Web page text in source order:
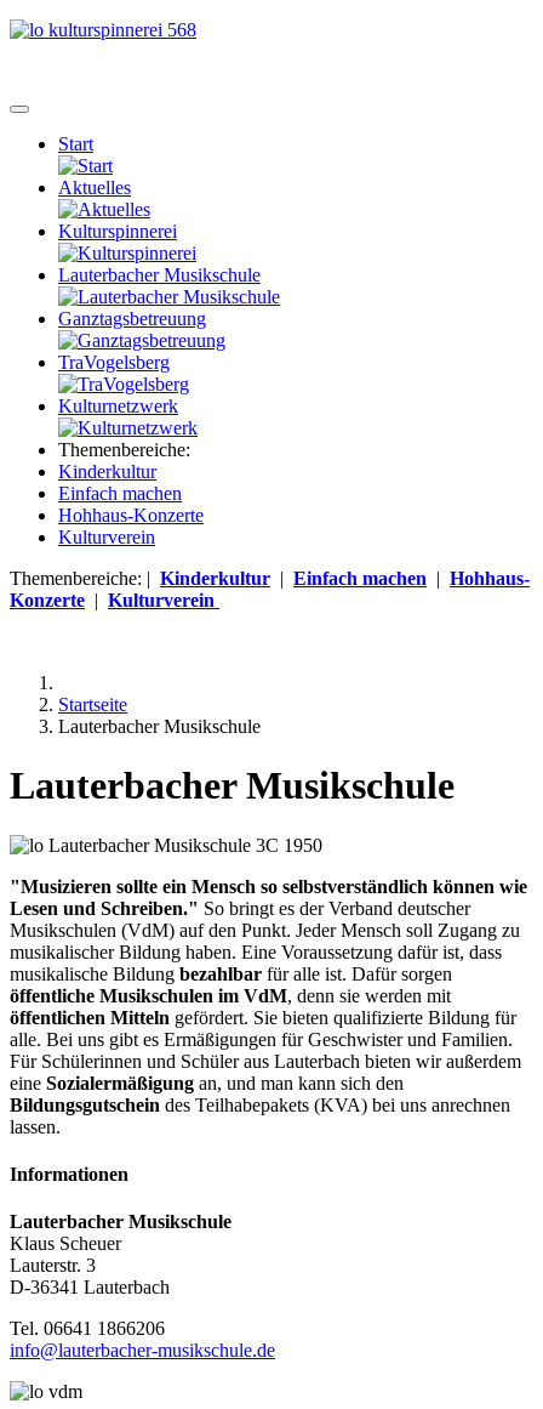
Start
Aktuelles
Kulturspinnerei
Lauterbacher Musikschule
Ganztagsbetreuung
TraVogelsberg
Kulturnetzwerk
Themenbereiche:
Kinderkultur
Einfach machen
Hohhaus-Konzerte
Kulturverein
Themenbereiche: | Kinderkultur | Einfach machen | Hohhaus-
Konzerte | Kulturverein
Startseite
Lauterbacher Musikschule
Lauterbacher Musikschule
"Musizieren sollte ein Mensch so selbstverständlich können wie
Lesen und Schreiben." So bringt es der Verband deutscher
Musikschulen (VdM) auf den Punkt. Jeder Mensch soll Zugang zu
musikalischer Bildung haben. Eine Voraussetzung dafür ist, dass
musikalische Bildung bezahlbar für alle ist. Dafür sorgen
öffentliche Musikschulen im VdM, denn sie werden mit
öffentlichen Mitteln gefördert. Sie bieten qualifizierte Bildung für
alle. Bei uns gibt es Ermäßigungen für Geschwister und Familien.
Für Schülerinnen und Schüler aus Lauterbach bieten wir außerdem
eine Sozialermäßigung an, und man kann sich den
Bildungsgutschein des Teilhabepakets (KVA) bei uns anrechnen
lassen.
Informationen
Lauterbacher Musikschule
Klaus Scheuer
Lauterstr. 3
D-36341 Lauterbach
Tel. 06641 1866206
info@lauterbacher-musikschule.de